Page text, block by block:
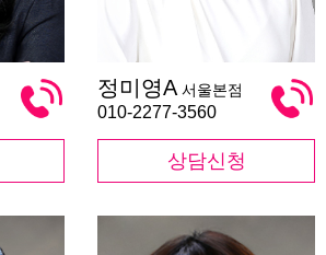
미
영
정미영A 서울본점
010-2277-3560
상담신청